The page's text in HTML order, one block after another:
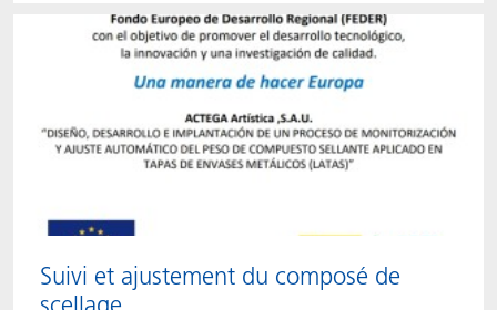
Suivi et ajustement du composé de